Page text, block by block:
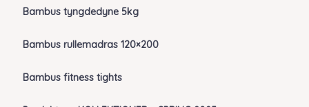
Bambus tyngdedyne 5kg
Bambus rullemadras 120×200
Bambus fitness tights